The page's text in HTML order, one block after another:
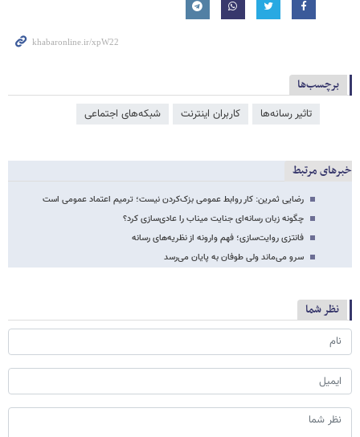
برچسب‌ها
تاثیر رسانه‌ها کاربران اینترنت شبکه‌‌های اجتماعی
خبرهای مرتبط
رضایی ثمرین: کار روابط عمومی بزک‌کردن نیست؛ ترمیم اعتماد عمومی است
چگونه زبان رسانه‌ای جنایت میناب را عادی‌سازی کرد؟
فانتزی روایت‌سازی؛ فهم وارونه از نظریه‌های رسانه
سرو می‌ماند ولی طوفان به پایان می‌رسد
نظر شما